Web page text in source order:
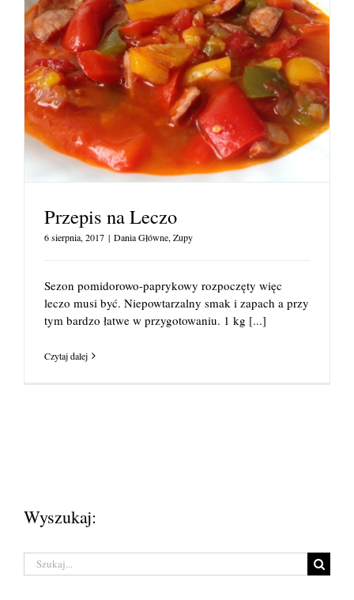
Przepis na Leczo
6 sierpnia, 2017 | Dania Główne, Zupy
Sezon pomidorowo-paprykowy rozpoczęty więc
leczo musi być. Niepowtarzalny smak i zapach a przy
tym bardzo łatwe w przygotowaniu. 1 kg [...]
Czytaj dalej
Wyszukaj:
Szukaj